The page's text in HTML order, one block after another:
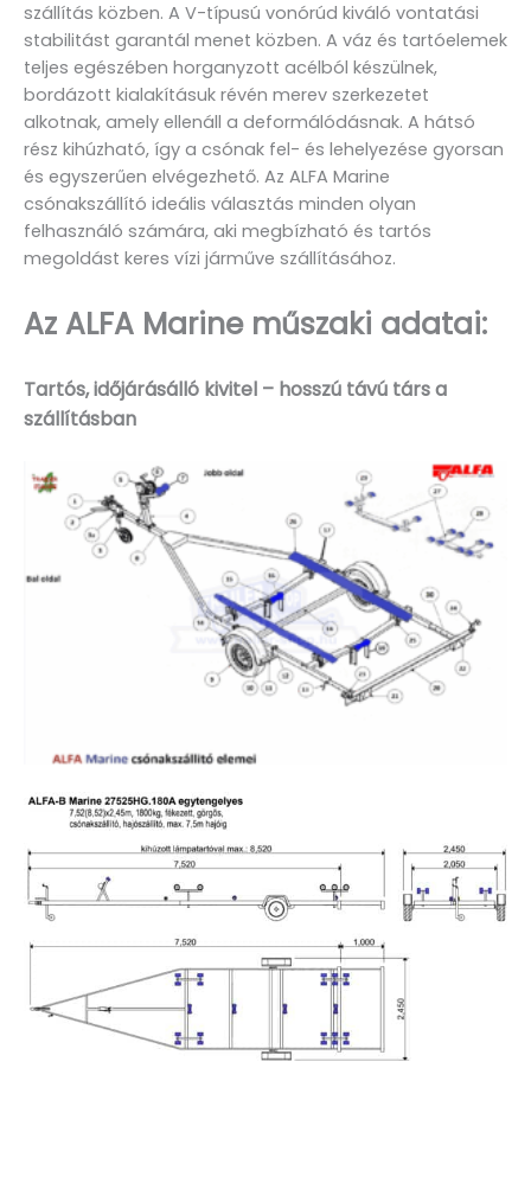
szállítás közben. A V-típusú vonórúd kiváló vontatási
stabilitást garantál menet közben. A váz és tartóelemek
teljes egészében horganyzott acélból készülnek,
bordázott kialakításuk révén merev szerkezetet
alkotnak, amely ellenáll a deformálódásnak. A hátsó
rész kihúzható, így a csónak fel- és lehelyezése gyorsan
és egyszerűen elvégezhető. Az ALFA Marine
csónakszállító ideális választás minden olyan
felhasználó számára, aki megbízható és tartós
megoldást keres vízi járműve szállításához.
Az ALFA Marine műszaki adatai:
Tartós, időjárásálló kivitel – hosszú távú társ a
szállításban